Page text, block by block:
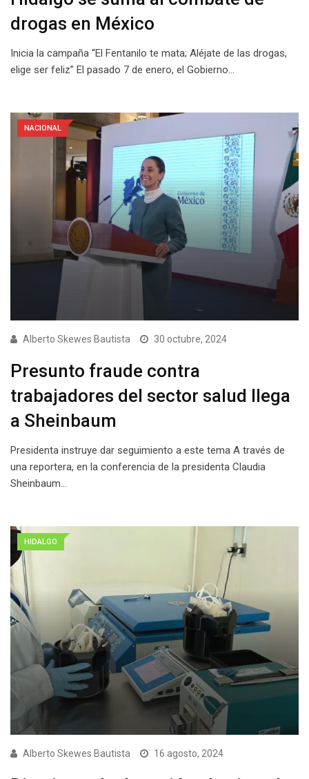
drogas en México
Inicia la campaña “El Fentanilo te mata; Aléjate de las drogas,
elige ser feliz” El pasado 7 de enero, el Gobierno…
NACIONAL
Alberto Skewes Bautista 30 octubre, 2024
Presunto fraude contra
trabajadores del sector salud llega
a Sheinbaum
Presidenta instruye dar seguimiento a este tema A través de
una reportera, en la conferencia de la presidenta Claudia
Sheinbaum…
HIDALGO
Alberto Skewes Bautista 16 agosto, 2024